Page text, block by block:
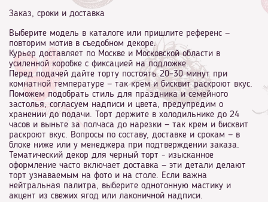
Заказ, сроки и доставка
Выберите модель в каталоге или пришлите референс —
повторим мотив в съедобном декоре.
Курьер доставляет по Москве и Московской области в
усиленной коробке с фиксацией на подложке.
Перед подачей дайте торту постоять 20–30 минут при
комнатной температуре — так крем и бисквит раскроют вкус.
Поможем подобрать стиль для праздника и семейного
застолья, согласуем надписи и цвета, предупредим о
хранении до подачи. Торт держите в холодильнике до 24
часов и выньте за полчаса до нарезки — так крем и бисквит
раскроют вкус. Вопросы по составу, доставке и срокам — в
блоке ниже или у менеджера при подтверждении заказа.
Тематический декор для черный торт - изысканное
оформление часто включает доставка — эти детали делают
торт узнаваемым на фото и на столе. Если важна
нейтральная палитра, выберите однотонную мастику и
акцент из свежих ягод или лаконичной надписи.